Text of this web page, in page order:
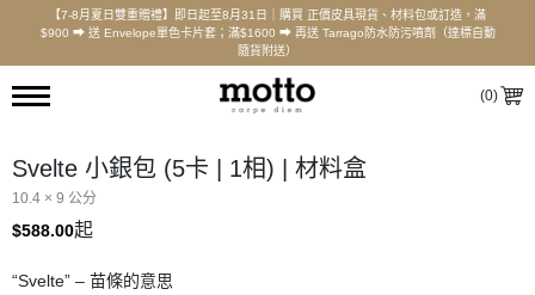
【7-8月夏日雙重贈禮】即日起至8月31日｜購買 正價皮具現貨、材料包或訂造，滿
$900 ⮕ 送 Envelope單色卡片套；滿$1600 ⮕ 再送 Tarrago防水防污噴劑（達標自動
隨貨附送）
(0)
Svelte 小銀包 (5卡 | 1相) | 材料盒
10.4 × 9 公分
$588.00起
“Svelte” – 苗條的意思